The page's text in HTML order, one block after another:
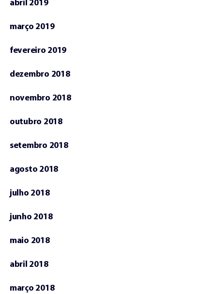
abril 2019
março 2019
fevereiro 2019
dezembro 2018
novembro 2018
outubro 2018
setembro 2018
agosto 2018
julho 2018
junho 2018
maio 2018
abril 2018
março 2018